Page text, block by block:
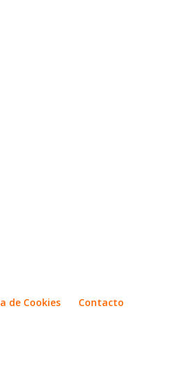
de Cookies Contacto